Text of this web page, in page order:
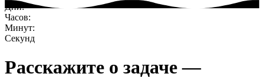
Дни:
Часов:
Минут:
Секунд
Расскажите о задаче —